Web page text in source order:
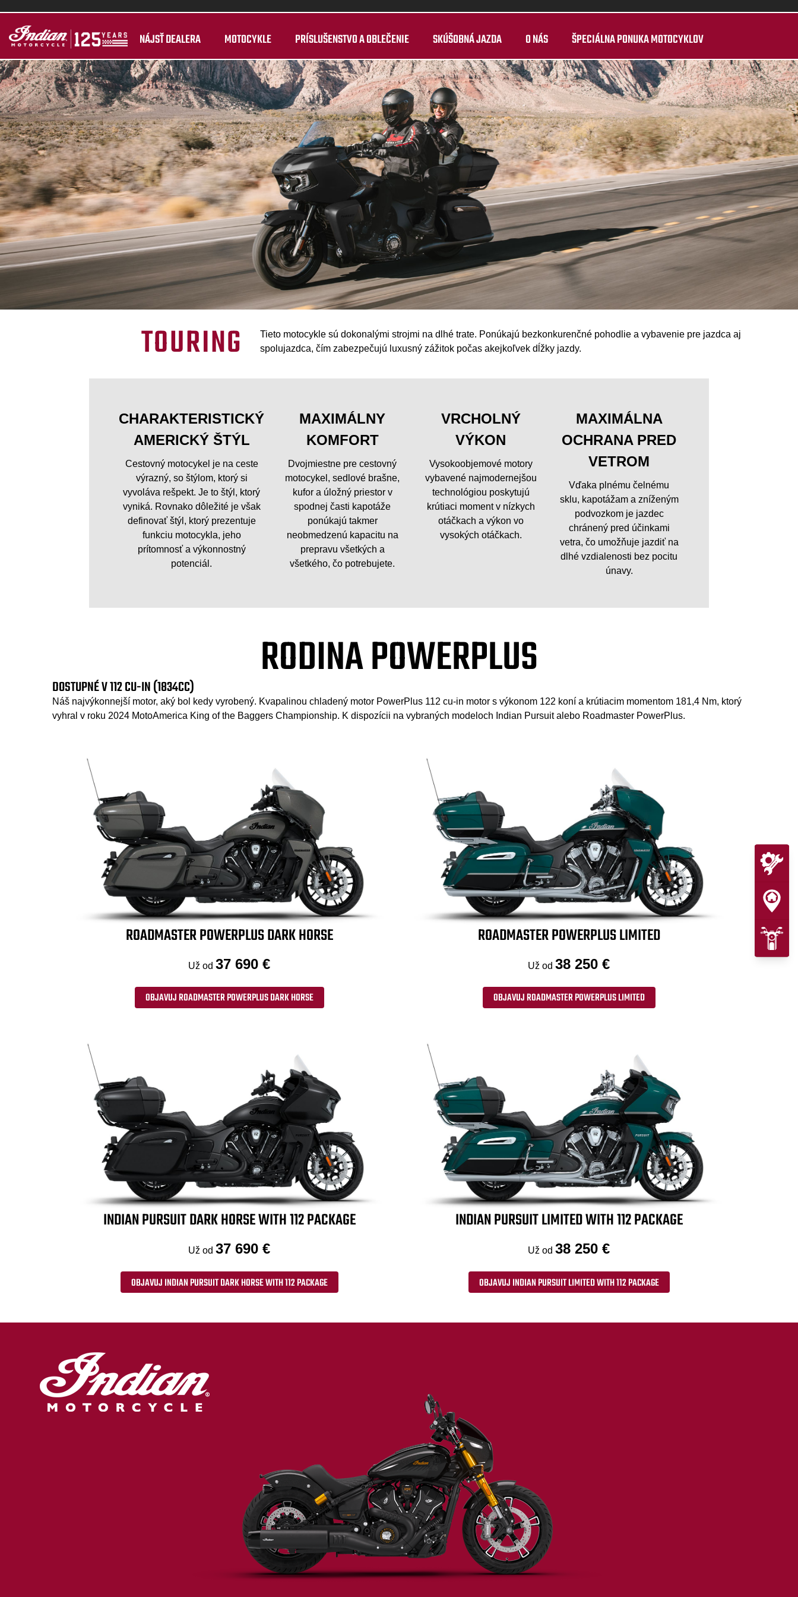
NÁJSŤ DEALERA MOTOCYKLE PRÍSLUŠENSTVO A OBLEČENIE SKÚŠOBNÁ JAZDA O NÁS ŠPECIÁLNA PONUKA MOTOCYKLOV
TOURING
Tieto motocykle sú dokonalými strojmi na dlhé trate. Ponúkajú bezkonkurenčné pohodlie a vybavenie pre jazdca aj
spolujazdca, čím zabezpečujú luxusný zážitok počas akejkoľvek dĺžky jazdy.
CHARAKTERISTICKÝ
AMERICKÝ ŠTÝL
Cestovný motocykel je na ceste
výrazný, so štýlom, ktorý si
vyvoláva rešpekt. Je to štýl, ktorý
vyniká. Rovnako dôležité je však
definovať štýl, ktorý prezentuje
funkciu motocykla, jeho
prítomnosť a výkonnostný
potenciál.
MAXIMÁLNY
KOMFORT
Dvojmiestne pre cestovný
motocykel, sedlové brašne,
kufor a úložný priestor v
spodnej časti kapotáže
ponúkajú takmer
neobmedzenú kapacitu na
prepravu všetkých a
všetkého, čo potrebujete.
VRCHOLNÝ
VÝKON
Vysokoobjemové motory
vybavené najmodernejšou
technológiou poskytujú
krútiaci moment v nízkych
otáčkach a výkon vo
vysokých otáčkach.
MAXIMÁLNA
OCHRANA PRED
VETROM
Vďaka plnému čelnému
sklu, kapotážam a zníženým
podvozkom je jazdec
chránený pred účinkami
vetra, čo umožňuje jazdiť na
dlhé vzdialenosti bez pocitu
únavy.
RODINA POWERPLUS
DOSTUPNÉ V 112 CU-IN (1834CC)
Náš najvýkonnejší motor, aký bol kedy vyrobený. Kvapalinou chladený motor PowerPlus 112 cu-in motor s výkonom 122 koní a krútiacim momentom 181,4 Nm, ktorý
vyhral v roku 2024 MotoAmerica King of the Baggers Championship. K dispozícii na vybraných modeloch Indian Pursuit alebo Roadmaster PowerPlus.
ROADMASTER POWERPLUS DARK HORSE
Už od 37 690 €
OBJAVUJ ROADMASTER POWERPLUS DARK HORSE
ROADMASTER POWERPLUS LIMITED
Už od 38 250 €
OBJAVUJ ROADMASTER POWERPLUS LIMITED
INDIAN PURSUIT DARK HORSE WITH 112 PACKAGE
Už od 37 690 €
OBJAVUJ INDIAN PURSUIT DARK HORSE WITH 112 PACKAGE
INDIAN PURSUIT LIMITED WITH 112 PACKAGE
Už od 38 250 €
OBJAVUJ INDIAN PURSUIT LIMITED WITH 112 PACKAGE